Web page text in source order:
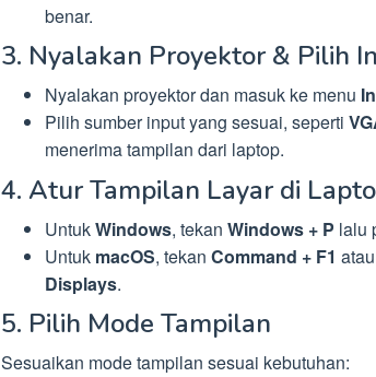
benar.
3. Nyalakan Proyektor & Pilih
Nyalakan proyektor dan masuk ke menu
Pilih sumber input yang sesuai, seperti
menerima tampilan dari laptop.
4. Atur Tampilan Layar di
UntukWindows, tekan Windows + P lalu
Untuk macOS, tekan Command + F1
Displays.
5. Pilih Mode Tampilan
Sesuaikan mode tampilan sesuai kebutuhan: